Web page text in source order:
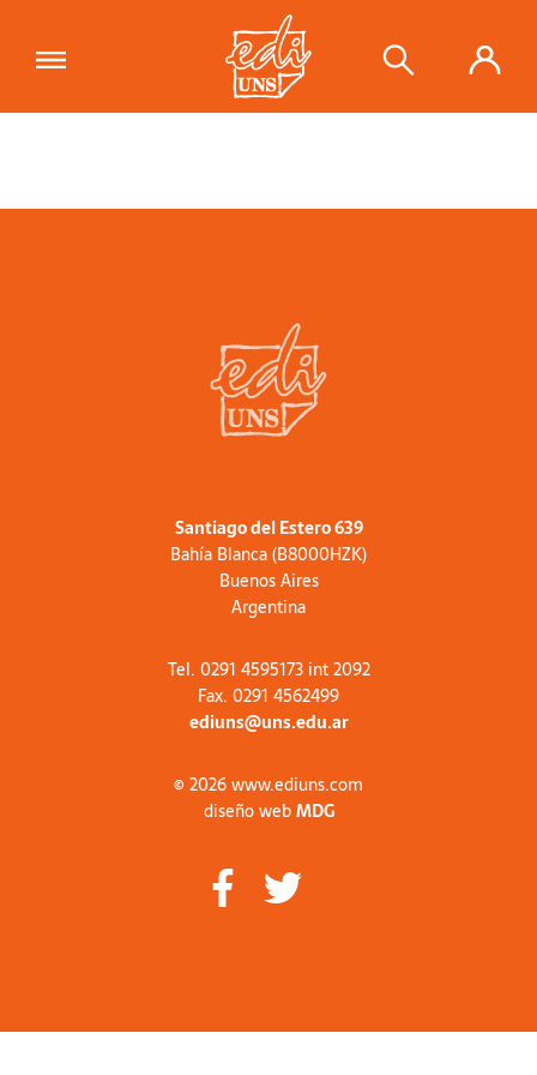
Santiago del Estero 639
Bahía Blanca (B8000HZK)
Buenos Aires
Argentina
Tel. 0291 4595173 int 2092
Fax. 0291 4562499
ediuns@uns.edu.ar
© 2026 www.ediuns.com
diseño webMDG